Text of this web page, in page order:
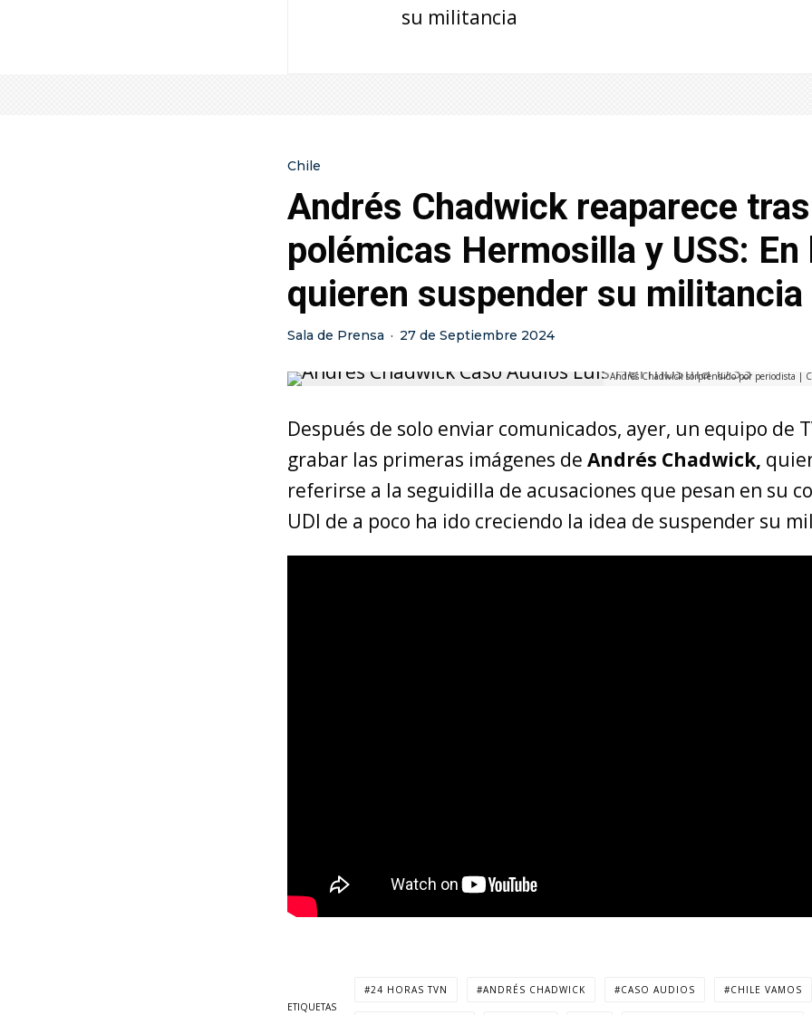
su militancia
Chile
Andrés Chadwick reaparece tras
polémicas Hermosilla y USS: En
quieren suspender su militancia
Sala de Prensa · 27 de Septiembre 2024
Andrés Chadwick sorprendido por periodista |
Después de solo enviar comunicados, ayer, un equipo de
grabar las primeras imágenes de Andrés Chadwick,
referirse a la seguidilla de acusaciones que pesan en su
UDI de a poco ha ido creciendo la idea de suspender su
ETIQUETAS
24 HORAS TVN ANDRÉS CHADWICK CASO AUDIOS CHILE VAMOS